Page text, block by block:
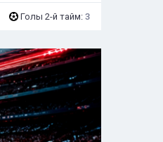
Голы 2-й тайм: 3